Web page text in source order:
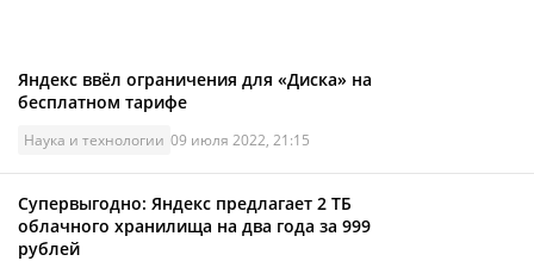
Яндекс ввёл ограничения для «Диска» на
бесплатном тарифе
Наука и технологии 09 июля 2022, 21:15
Супервыгодно: Яндекс предлагает 2 ТБ
облачного хранилища на два года за 999
рублей